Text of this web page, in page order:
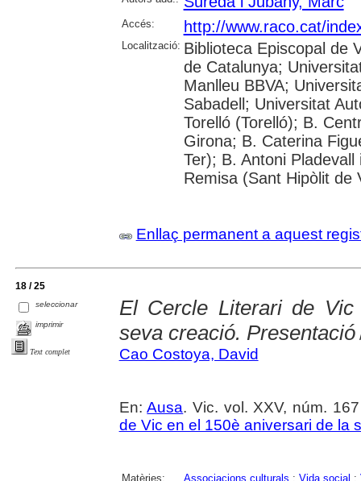
Accés: http://www.raco.cat/
Localització: Biblioteca Episcopal de
de Catalunya;
Manlleu BBVA;
Sabadell; Universitat
Torelló (Torelló); B.
Girona; B. Caterina
Ter); B. Antoni
Remisa (Sant Hipòlit de
Enllaç permanent a aquest
18 / 25
seleccionar
imprimir
Text complet
El Cercle Literari de
seva creació. Presentació
Cao Costoya, David
En:Ausa. Vic. vol. XXV, núm.
de Vic en el 150è aniversari de la
Matèries: Associacions culturals ; Vida social ;